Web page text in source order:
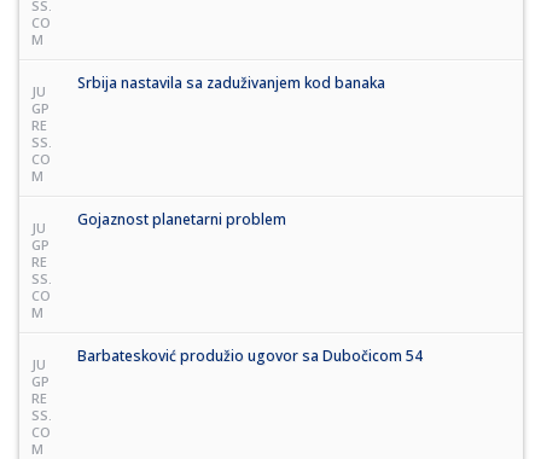
SS.
CO
M
JU
GP
RE
SS.
CO
M
Srbija nastavila sa zaduživanjem kod banaka
JU
GP
RE
SS.
CO
M
Gojaznost planetarni problem
JU
GP
RE
SS.
CO
M
Barbatesković produžio ugovor sa Dubočicom 54